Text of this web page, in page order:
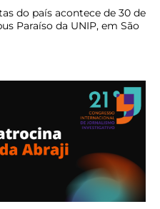
do país acontece de 30 de
Paraíso da UNIP, em São